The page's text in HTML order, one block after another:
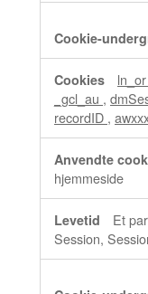
ln_or
_gcl_au ,
recordID ,
hjemmeside
Et
Session,